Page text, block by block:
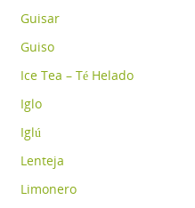
Guisar
Guiso
Ice Tea – Té Helado
Iglo
Iglú
Lenteja
Limonero